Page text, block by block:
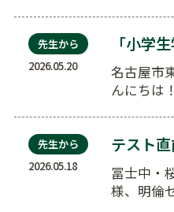
先生から
2026.05.20
名古屋市
んにちは
先生から
2026.05.18
冨士中・
様、明倫